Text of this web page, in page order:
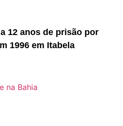
12 anos de prisão por
1996 em Itabela